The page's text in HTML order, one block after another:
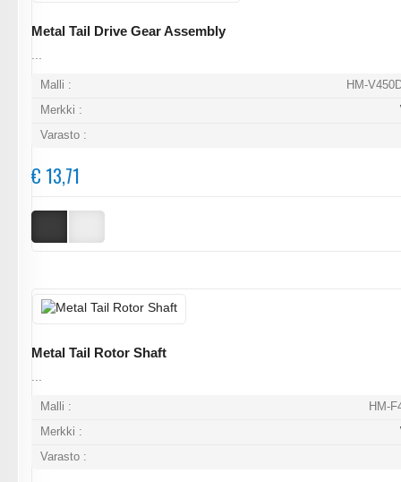
Metal Tail Drive Gear Assembly
Malli :
HM-
Merkki :
Varasto :
€ 13,71
Metal Tail Rotor Shaft
Malli :
HM-
Merkki :
Varasto :